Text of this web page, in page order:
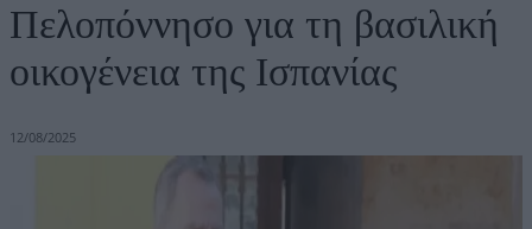
Πελοπόννησο για τη βασιλική
οικογένεια της Ισπανίας
12/08/2025